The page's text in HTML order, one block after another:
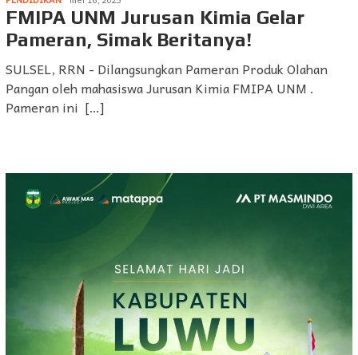
FMIPA UNM Jurusan Kimia Gelar
Pameran, Simak Beritanya!
SULSEL, RRN - Dilangsungkan Pameran Produk Olahan
Pangan oleh mahasiswa Jurusan Kimia FMIPA UNM .
Pameran ini […]